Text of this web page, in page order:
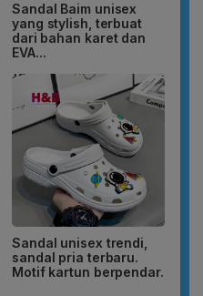
Sandal Baim unisex
yang stylish, terbuat
dari bahan karet dan
EVA...
Sandal unisex trendi,
sandal pria terbaru.
Motif kartun berpendar.